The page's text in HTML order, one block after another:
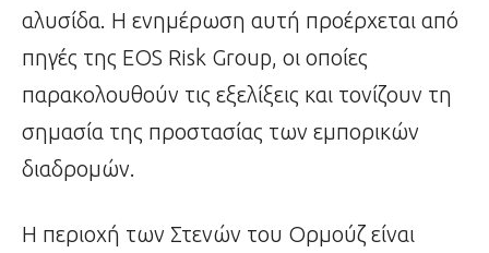
αλυσίδα. Η ενημέρωση αυτή προέρχεται από
πηγές της EOS Risk Group, οι οποίες
παρακολουθούν τις εξελίξεις και τονίζουν τη
σημασία της προστασίας των εμπορικών
διαδρομών.
Η περιοχή των Στενών του Ορμούζ είναι